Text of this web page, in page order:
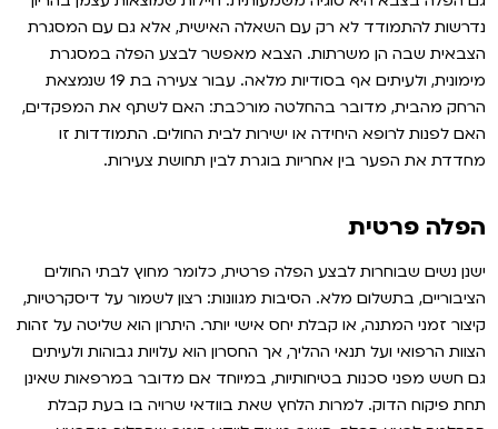
נדרשות להתמודד לא רק עם השאלה האישית, אלא גם עם המסגרת
הצבאית שבה הן משרתות. הצבא מאפשר לבצע הפלה במסגרת
מימונית, ולעיתים אף בסודיות מלאה. עבור צעירה בת 19 שנמצאת
הרחק מהבית, מדובר בהחלטה מורכבת: האם לשתף את המפקדים,
האם לפנות לרופא היחידה או ישירות לבית החולים. התמודדות זו
מחדדת את הפער בין אחריות בוגרת לבין תחושת צעירות.
הפלה פרטית
ישנן נשים שבוחרות לבצע הפלה פרטית, כלומר מחוץ לבתי החולים
הציבוריים, בתשלום מלא. הסיבות מגוונות: רצון לשמור על דיסקרטיות,
קיצור זמני המתנה, או קבלת יחס אישי יותר. היתרון הוא שליטה על זהות
הצוות הרפואי ועל תנאי ההליך, אך החסרון הוא עלויות גבוהות ולעיתים
גם חשש מפני סכנות בטיחותיות, במיוחד אם מדובר במרפאות שאינן
תחת פיקוח הדוק. למרות הלחץ שאת בוודאי שרויה בו בעת קבלת